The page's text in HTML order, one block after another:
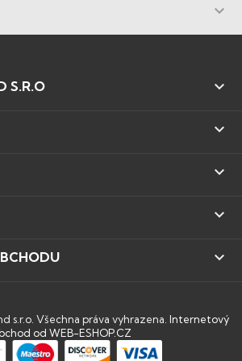

S.R.O 




s.r.o. Všechna práva vyhrazena. Internetový
od WEB-ESHOP.CZ